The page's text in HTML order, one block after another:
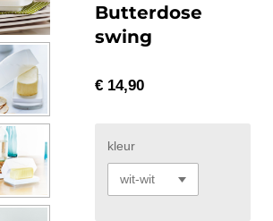
Butterdose
swing
€ 14,90
kleur